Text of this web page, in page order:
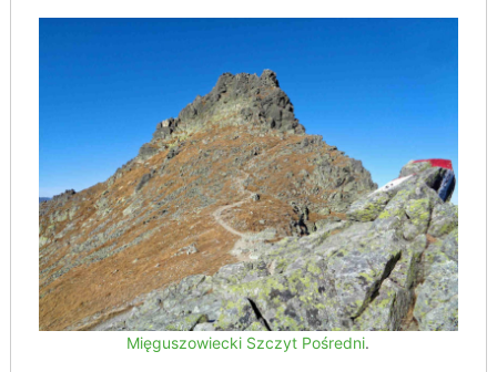
Mięguszowiecki Szczyt Pośredni.